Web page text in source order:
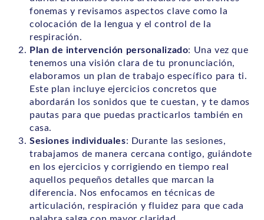
fonemas y revisamos aspectos clave como la
colocación de la lengua y el control de la
respiración.
Plan de intervención personalizado: Una vez que
tenemos una visión clara de tu pronunciación,
elaboramos un plan de trabajo específico para ti.
Este plan incluye ejercicios concretos que
abordarán los sonidos que te cuestan, y te damos
pautas para que puedas practicarlos también en
casa.
Sesiones individuales: Durante las sesiones,
trabajamos de manera cercana contigo, guiándote
en los ejercicios y corrigiendo en tiempo real
aquellos pequeños detalles que marcan la
diferencia. Nos enfocamos en técnicas de
articulación, respiración y fluidez para que cada